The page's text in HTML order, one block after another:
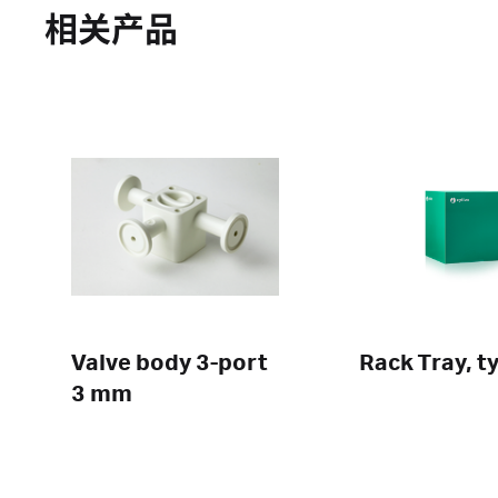
相关产品
Valve body 3-port
3 mm
Rack Tray,